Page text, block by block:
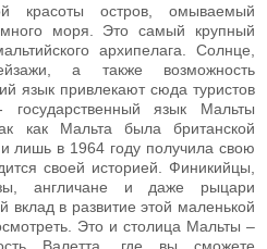
красоты остров, омываемый
моря. Это самый крупный
архипелага. Солнце,
а также возможность
язык привлекают сюда туристов
государственный язык Мальты
как Мальта была британской
лишь в 1964 году получила свою
своей историей. Финикийцы,
англичане и даже рыцари
вклад в развитие этой маленькой
Это и столица Мальты –
Валетта, где вы сможете